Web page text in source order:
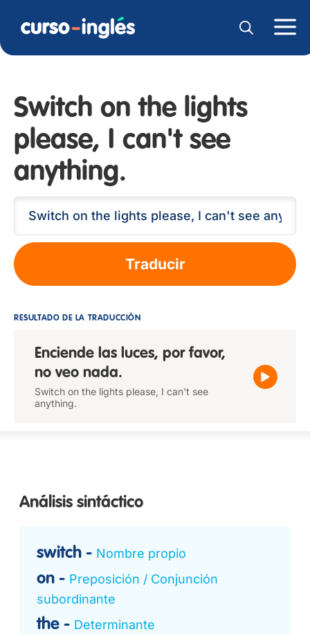
Switch on the lights
please, I can't see
anything.
Traducir
RESULTADO DE LA TRADUCCIÓN
Enciende las luces, por favor,
no veo nada.
Switch on the lights please, I can't see
anything.
Análisis sintáctico
switch Nombre propio
on
Preposición / Conjunción
subordinante
the Determinante